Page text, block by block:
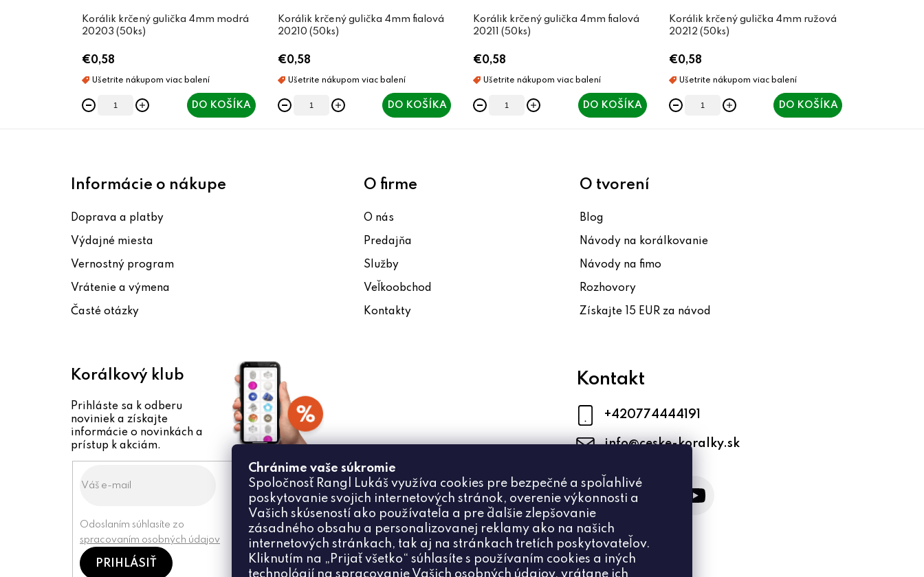
Chránime vaše súkromie
Spoločnosť Rangl Lukáš využíva cookies pre bezpečné a spoľahlivé
poskytovanie svojich internetových stránok, overenie výkonnosti a
Vašich skúseností ako používateľa a pre ďalšie zlepšovanie
zásadného obsahu a personalizovanej reklamy ako na našich
internetových stránkach, tak aj na stránkach tretích poskytovateľov.
Kliknutím na „Prijať všetko“ súhlasíte s používaním cookies a iných
technológií na spracovanie Vašich osobných údajov, vrátane ich
Korálik krčený gulička 4mm modrá
20203 (50ks)
€0,58
DO KOŠÍKA
Korálik krčený gulička 4mm fialová
20210 (50ks)
€0,58
DO KOŠÍKA
Korálik krčený gulička 4mm fialová
20211 (50ks)
€0,58
DO KOŠÍKA
Korálik krčený gulička 4mm ružová
20212 (50ks)
€0,58
DO KOŠÍKA
Informácie o nákupe
Doprava a platby
Výdajné miesta
Vernostný program
Vrátenie a výmena
Časté otázky
O firme
O nás
Predajňa
Služby
Veľkoobchod
Kontakty
O tvorení
Blog
Návody na korálkovanie
Návody na fimo
Rozhovory
Získajte 15 EUR za návod
Korálkový klub
Prihláste sa k odberu
noviniek a získajte
informácie o novinkách a
prístup k akciám.
Odoslaním súhlasíte zo
spracovaním osobných údajov
PRIHLÁSIŤ
Kontakt
info@ceske-koralky.sk
+420774444191